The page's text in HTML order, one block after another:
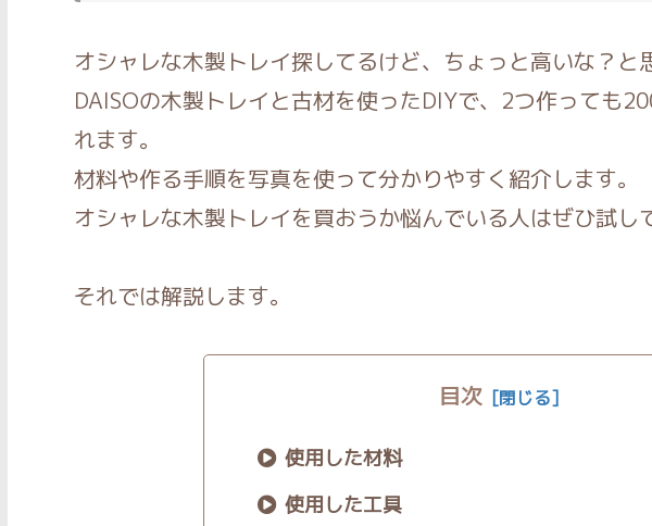
オシャレな木製トレイ探してるけど、ちょっと高いな？と
DAISOの木製トレイと古材を使ったDIYで、2つ作っても
れます。
材料や作る手順を写真を使って分かりやすく紹介します。
オシャレな木製トレイを買おうか悩んでいる人はぜひ試し
それでは解説します。
目次
使用した材料
使用した工具